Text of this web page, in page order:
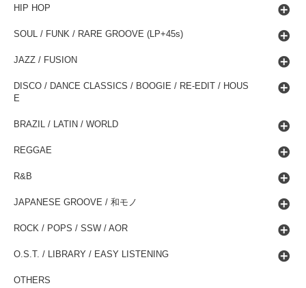
HIP HOP
SOUL / FUNK / RARE GROOVE (LP+45s)
JAZZ / FUSION
DISCO / DANCE CLASSICS / BOOGIE / RE-EDIT / HOUS
E
BRAZIL / LATIN / WORLD
REGGAE
R&B
JAPANESE GROOVE / 和モノ
ROCK / POPS / SSW / AOR
O.S.T. / LIBRARY / EASY LISTENING
OTHERS